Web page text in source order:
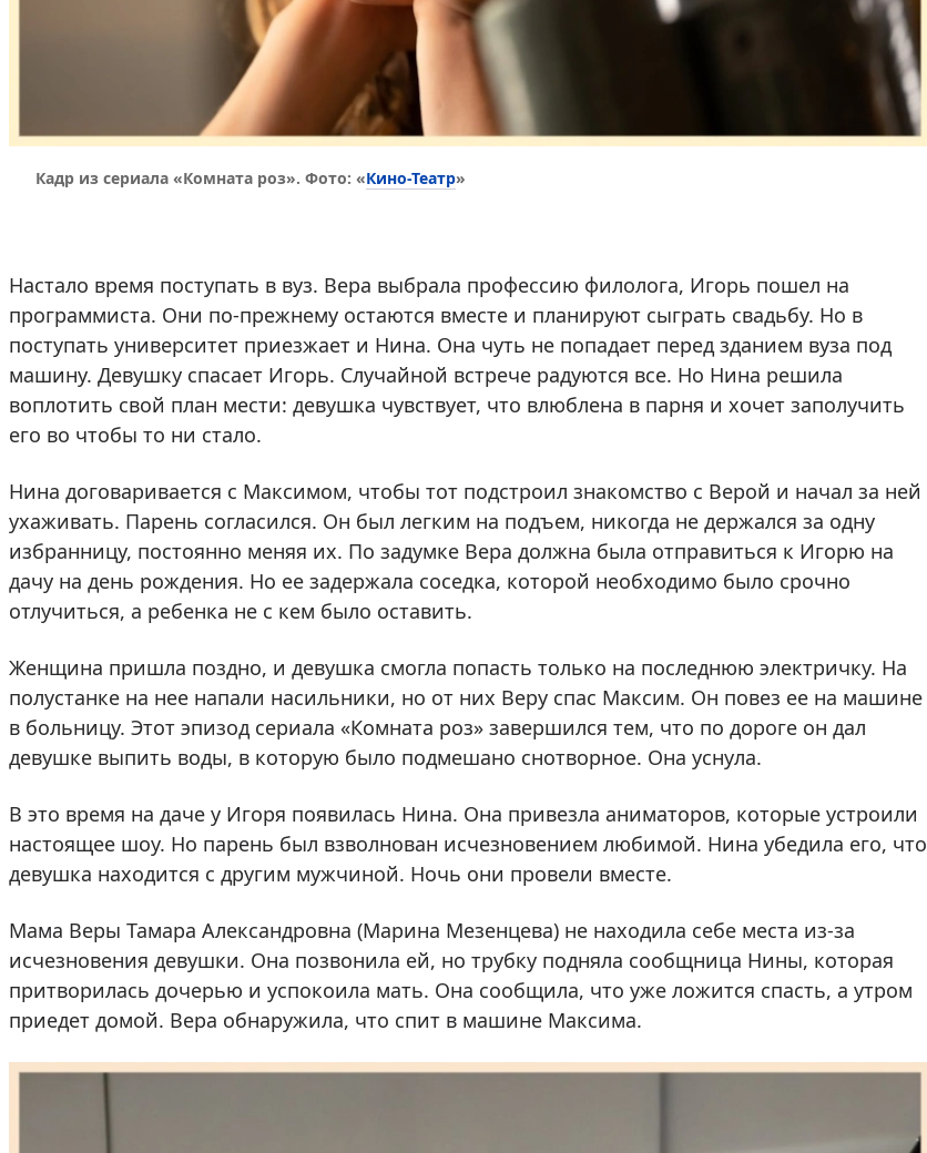
Кадр из сериала «Комната роз». Фото: «Кино-Театр»
Настало время поступать в вуз. Вера выбрала профессию филолога, Игорь пошел на
программиста. Они по-прежнему остаются вместе и планируют сыграть свадьбу. Но в
поступать университет приезжает и Нина. Она чуть не попадает перед зданием вуза под
машину. Девушку спасает Игорь. Случайной встрече радуются все. Но Нина решила
воплотить свой план мести: девушка чувствует, что влюблена в парня и хочет заполучить
его во чтобы то ни стало.
Нина договаривается с Максимом, чтобы тот подстроил знакомство с Верой и начал за ней
ухаживать. Парень согласился. Он был легким на подъем, никогда не держался за одну
избранницу, постоянно меняя их. По задумке Вера должна была отправиться к Игорю на
дачу на день рождения. Но ее задержала соседка, которой необходимо было срочно
отлучиться, а ребенка не с кем было оставить.
Женщина пришла поздно, и девушка смогла попасть только на последнюю электричку. На
полустанке на нее напали насильники, но от них Веру спас Максим. Он повез ее на машине
в больницу. Этот эпизод сериала «Комната роз» завершился тем, что по дороге он дал
девушке выпить воды, в которую было подмешано снотворное. Она уснула.
В это время на даче у Игоря появилась Нина. Она привезла аниматоров, которые устроили
настоящее шоу. Но парень был взволнован исчезновением любимой. Нина убедила его, что
девушка находится с другим мужчиной. Ночь они провели вместе.
Мама Веры Тамара Александровна (Марина Мезенцева) не находила себе места из-за
исчезновения девушки. Она позвонила ей, но трубку подняла сообщница Нины, которая
притворилась дочерью и успокоила мать. Она сообщила, что уже ложится спасть, а утром
приедет домой. Вера обнаружила, что спит в машине Максима.